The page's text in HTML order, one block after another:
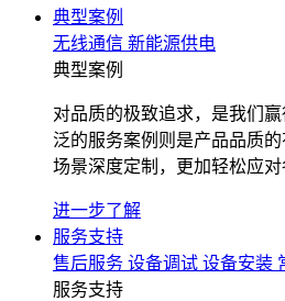
典型案例
无线通信 新能源供电
典型案例
对品质的极致追求，是我们
泛的服务案例则是产品品质
场景深度定制，更加轻松应对
进一步了解
服务支持
售后服务 设备调试 设备安装
服务支持